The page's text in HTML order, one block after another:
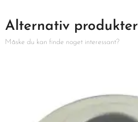
Alternativ produkter
Måske du kan finde noget interessant?